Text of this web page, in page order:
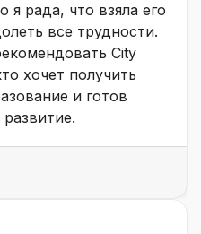
рада, что взяла его
все трудности.
City
хочет получить
и готов